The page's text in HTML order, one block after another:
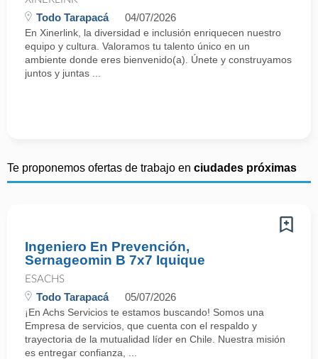
Todo Tarapacá 04/07/2026
En Xinerlink, la diversidad e inclusión enriquecen nuestro
equipo y cultura. Valoramos tu talento único en un
ambiente donde eres bienvenido(a). Únete y construyamos
juntos y juntas ...
Te proponemos ofertas de trabajo en ciudades próximas
Ingeniero En Prevención,
Sernageomin B 7x7 Iquique
ESACHS
Todo Tarapacá 05/07/2026
¡En Achs Servicios te estamos buscando! Somos una
Empresa de servicios, que cuenta con el respaldo y
trayectoria de la mutualidad líder en Chile. Nuestra misión
es entregar confianza, ...